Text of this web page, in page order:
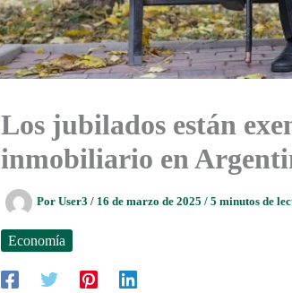
Los jubilados están
inmobiliario en
Por User3 / 16 de marzo de 2025 / 5 minutos de
Economía